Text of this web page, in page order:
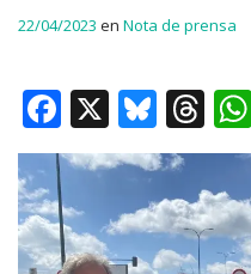
22/04/2023 en Nota de prensa
F
a
c
e
b
X
Bl
u
e
s
k
T
h
re
a
d